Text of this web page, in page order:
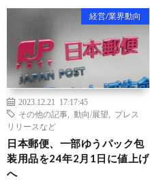
経営/業界動向
2023.12.21 17:17:45
その他の記事
動向/展望
プレス
リリースなど
日本郵便、一部ゆうパック包
装用品を24年2月1日に値上げ
へ